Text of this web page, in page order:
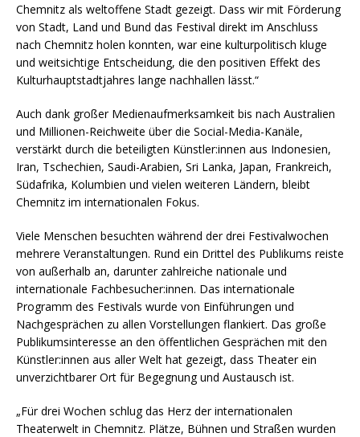
Chemnitz als weltoffene Stadt gezeigt. Dass wir mit Förderung
von Stadt, Land und Bund das Festival direkt im Anschluss
nach Chemnitz holen konnten, war eine kulturpolitisch kluge
und weitsichtige Entscheidung, die den positiven Effekt des
Kulturhauptstadtjahres lange nachhallen lässt.“
Auch dank großer Medienaufmerksamkeit bis nach Australien
und Millionen-Reichweite über die Social-Media-Kanäle,
verstärkt durch die beteiligten Künstler:innen aus Indonesien,
Iran, Tschechien, Saudi-Arabien, Sri Lanka, Japan, Frankreich,
Südafrika, Kolumbien und vielen weiteren Ländern, bleibt
Chemnitz im internationalen Fokus.
Viele Menschen besuchten während der drei Festivalwochen
mehrere Veranstaltungen. Rund ein Drittel des Publikums reiste
von außerhalb an, darunter zahlreiche nationale und
internationale Fachbesucher:innen. Das internationale
Programm des Festivals wurde von Einführungen und
Nachgesprächen zu allen Vorstellungen flankiert. Das große
Publikumsinteresse an den öffentlichen Gesprächen mit den
Künstler:innen aus aller Welt hat gezeigt, dass Theater ein
unverzichtbarer Ort für Begegnung und Austausch ist.
„Für drei Wochen schlug das Herz der internationalen
Theaterwelt in Chemnitz. Plätze, Bühnen und Straßen wurden